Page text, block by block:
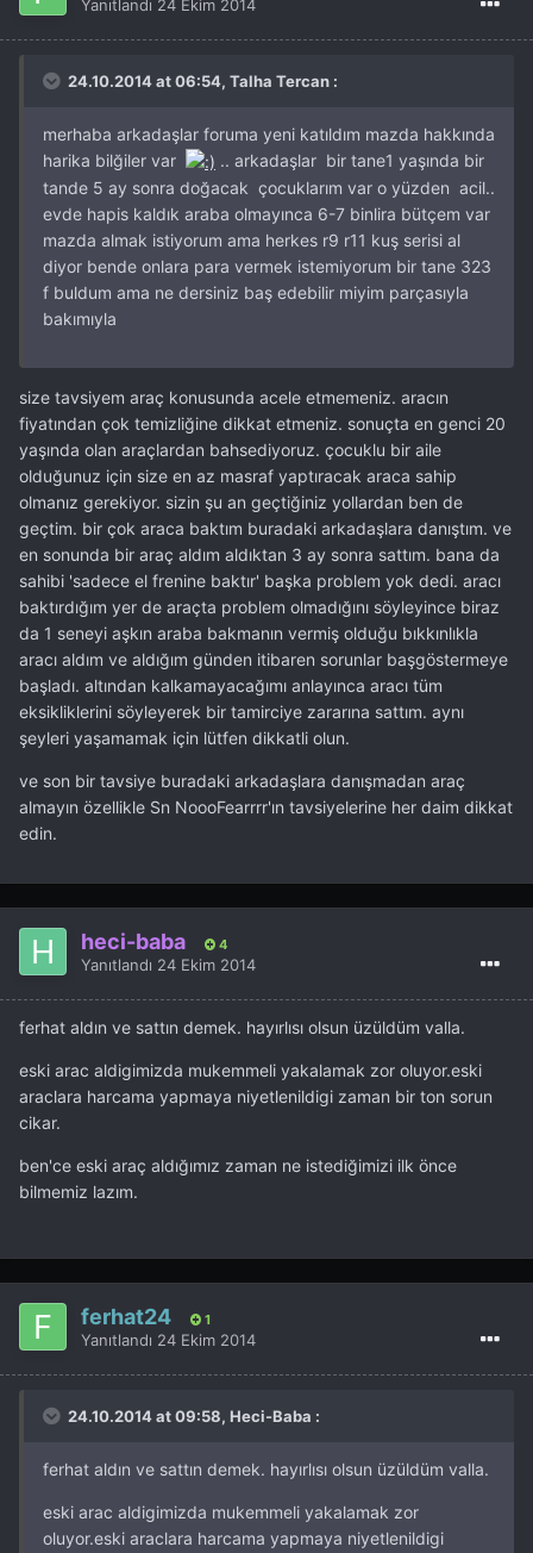
Yanıtlandı 24 Ekim 2014
24.10.2014 at 06:54, Talha Tercan :
merhaba arkadaşlar foruma yeni katıldım mazda hakkında
harika bilğiler var
.. arkadaşlar bir tane1 yaşında bir
tande 5 ay sonra doğacak çocuklarım var o yüzden acil..
evde hapis kaldık araba olmayınca 6-7 binlira bütçem var
mazda almak istiyorum ama herkes r9 r11 kuş serisi al
diyor bende onlara para vermek istemiyorum bir tane 323
f buldum ama ne dersiniz baş edebilir miyim parçasıyla
bakımıyla
size tavsiyem araç konusunda acele etmemeniz. aracın
fiyatından çok temizliğine dikkat etmeniz. sonuçta en genci 20
yaşında olan araçlardan bahsediyoruz. çocuklu bir aile
olduğunuz için size en az masraf yaptıracak araca sahip
olmanız gerekiyor. sizin şu an geçtiğiniz yollardan ben de
geçtim. bir çok araca baktım buradaki arkadaşlara danıştım. ve
en sonunda bir araç aldım aldıktan 3 ay sonra sattım. bana da
sahibi 'sadece el frenine baktır' başka problem yok dedi. aracı
baktırdığım yer de araçta problem olmadığını söyleyince biraz
da 1 seneyi aşkın araba bakmanın vermiş olduğu bıkkınlıkla
aracı aldım ve aldığım günden itibaren sorunlar başgöstermeye
başladı. altından kalkamayacağımı anlayınca aracı tüm
eksikliklerini söyleyerek bir tamirciye zararına sattım. aynı
şeyleri yaşamamak için lütfen dikkatli olun.
ve son bir tavsiye buradaki arkadaşlara danışmadan araç
almayın özellikle Sn NoooFearrrr'ın tavsiyelerine her daim dikkat
edin.
heci-baba 4
Yanıtlandı 24 Ekim 2014
ferhat aldın ve sattın demek. hayırlısı olsun üzüldüm valla.
eski arac aldigimizda mukemmeli yakalamak zor oluyor.eski
araclara harcama yapmaya niyetlenildigi zaman bir ton sorun
cikar.
ben'ce eski araç aldığımız zaman ne istediğimizi ilk önce
bilmemiz lazım.
ferhat24 1
Yanıtlandı 24 Ekim 2014
24.10.2014 at 09:58, Heci-Baba :
ferhat aldın ve sattın demek. hayırlısı olsun üzüldüm valla.
eski arac aldigimizda mukemmeli yakalamak zor
oluyor.eski araclara harcama yapmaya niyetlenildigi